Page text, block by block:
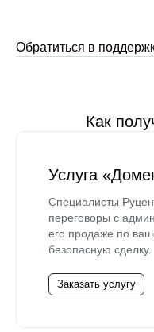
Обратиться в
Как
Услуга
Специалисты
переговоры с
его продаже по
безопасную сделку.
Заказать услугу